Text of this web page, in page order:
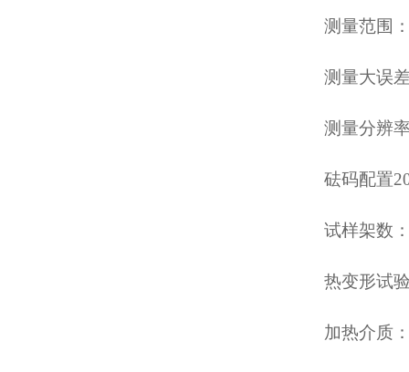
测量范围
测量大误
测量分辨
砝码配置
试样架数
热变形试
加热介质